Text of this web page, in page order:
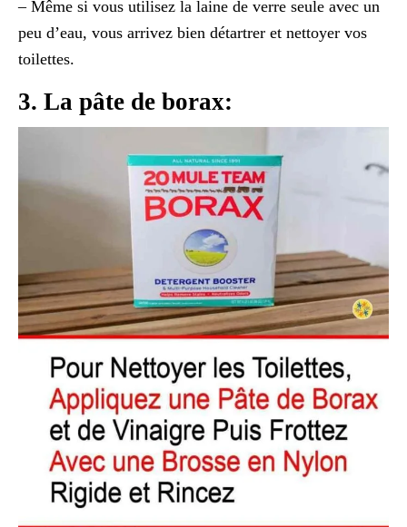
– Même si vous utilisez la laine de verre seule avec un
peu d’eau, vous arrivez bien détartrer et nettoyer vos
toilettes.
3. La pâte de borax: